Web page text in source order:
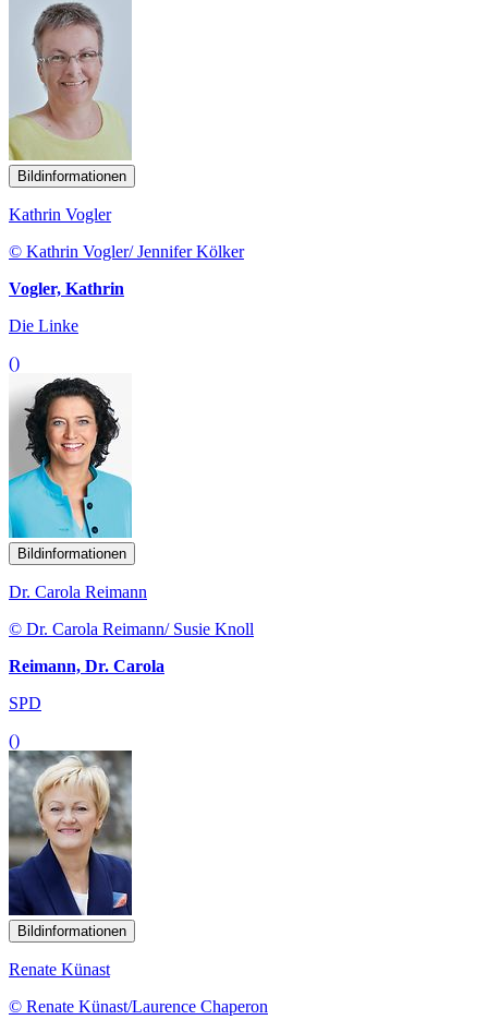
Bildinformationen
Kathrin Vogler
© Kathrin Vogler/ Jennifer Kölker
Vogler, Kathrin
Die Linke
()
Bildinformationen
Dr. Carola Reimann
© Dr. Carola Reimann/ Susie Knoll
Reimann, Dr. Carola
SPD
()
Bildinformationen
Renate Künast
© Renate Künast/Laurence Chaperon